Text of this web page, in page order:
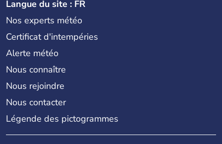
Langue du site : FR
Nos experts météo
Certificat d'intempéries
Alerte météo
Nous connaître
Nous rejoindre
Nous contacter
Légende des pictogrammes